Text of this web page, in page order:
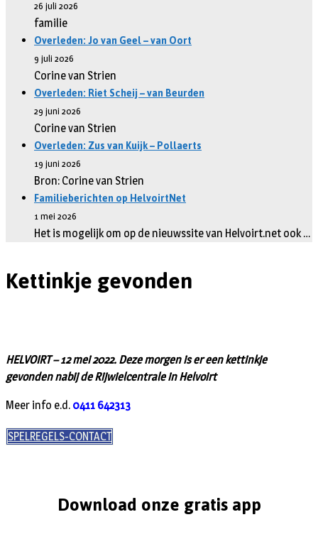
26 juli 2026
familie
Overleden: Jo van Geel – van Oort
9 juli 2026
Corine van Strien
Overleden: Riet Scheij – van Beurden
29 juni 2026
Corine van Strien
Overleden: Zus van Kuijk – Pollaerts
19 juni 2026
Bron: Corine van Strien
Familieberichten op HelvoirtNet
1 mei 2026
Het is mogelijk om op de nieuwssite van Helvoirt.net ook …
Kettinkje gevonden
HELVOIRT – 12 mei 2022. Deze morgen is er een kettinkje
gevonden nabij de Rijwielcentrale in Helvoirt
Meer info e.d. 0411 642313
SPELREGELS-CONTACT
Download onze gratis app